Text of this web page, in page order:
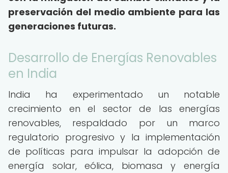
preservación del medio ambiente para las
generaciones futuras.
Desarrollo de Energías Renovables
en India
India ha experimentado un notable
crecimiento en el sector de las energías
renovables, respaldado por un marco
regulatorio progresivo y la implementación
de políticas para impulsar la adopción de
energía solar, eólica, biomasa y energía